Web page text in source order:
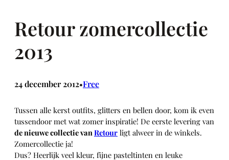
Retour zomercollectie
2013
24 december 2012•Free
Tussen alle kerst outfits, glitters en bellen door, kom ik even
tussendoor met wat zomer inspiratie! De eerste levering van
de nieuwe collectie vanRetour ligt alweer in de winkels.
Zomercollectie ja!
Dus? Heerlijk veel kleur, fijne pasteltinten en leuke